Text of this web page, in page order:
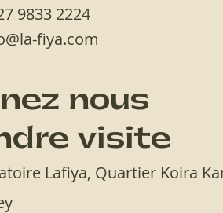
9833 2224
fiya.com
nous
visite
Lafiya, Quartier Koira